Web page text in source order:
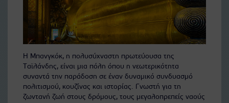
Η Μπανγκόκ, η πολυσύχναστη πρωτεύουσα της
Ταϊλάνδης, είναι μια πόλη όπου η νεωτερικότητα
συναντά την παράδοση σε έναν δυναμικό συνδυασμό
πολιτισμού, κουζίνας και ιστορίας. Γνωστή για τη
ζωντανή ζωή στους δρόμους, τους μεγαλοπρεπείς ναούς